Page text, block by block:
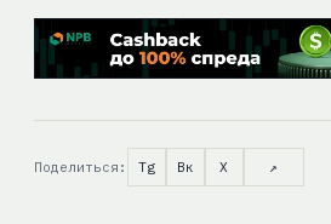
Поделиться: Tg Вк X ↗